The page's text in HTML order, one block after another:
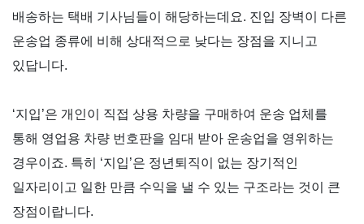
배송하는 택배 기사님들이 해당하는데요. 진입 장벽이 다른
운송업 종류에 비해 상대적으로 낮다는 장점을 지니고
있답니다.
‘지입’은 개인이 직접 상용 차량을 구매하여 운송 업체를
통해 영업용 차량 번호판을 임대 받아 운송업을 영위하는
경우이죠. 특히 ‘지입’은 정년퇴직이 없는 장기적인
일자리이고 일한 만큼 수익을 낼 수 있는 구조라는 것이 큰
장점이랍니다.